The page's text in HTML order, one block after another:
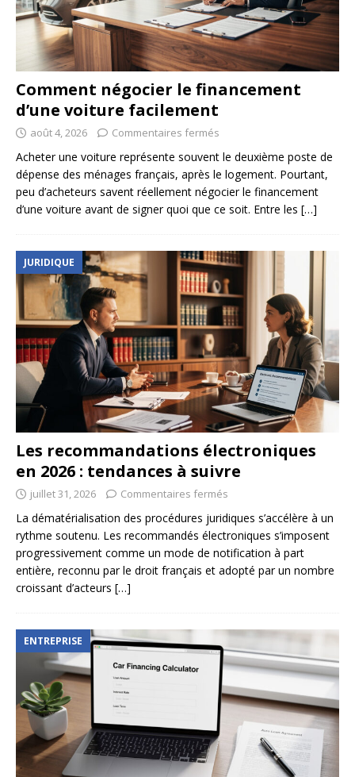
Comment négocier le financement
d’une voiture facilement
août 4, 2026 Commentaires fermés
Acheter une voiture représente souvent le deuxième poste de
dépense des ménages français, après le logement. Pourtant,
peu d’acheteurs savent réellement négocier le financement
d’une voiture avant de signer quoi que ce soit. Entre les […]
JURIDIQUE
Les recommandations électroniques
en 2026 : tendances à suivre
juillet 31, 2026 Commentaires fermés
La dématérialisation des procédures juridiques s’accélère à un
rythme soutenu. Les recommandés électroniques s’imposent
progressivement comme un mode de notification à part
entière, reconnu par le droit français et adopté par un nombre
croissant d’acteurs […]
ENTREPRISE